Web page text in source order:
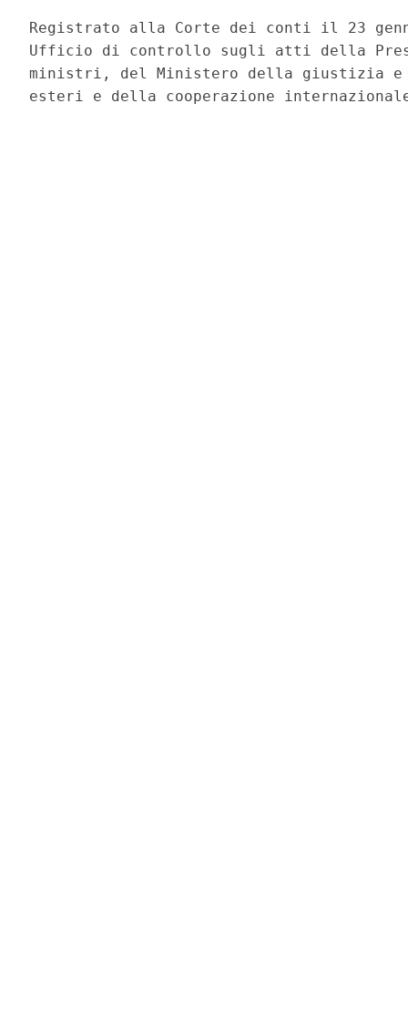
Registrato alla Corte dei conti il 23
Ufficio di controllo sugli atti della
ministri, del Ministero della giustizia